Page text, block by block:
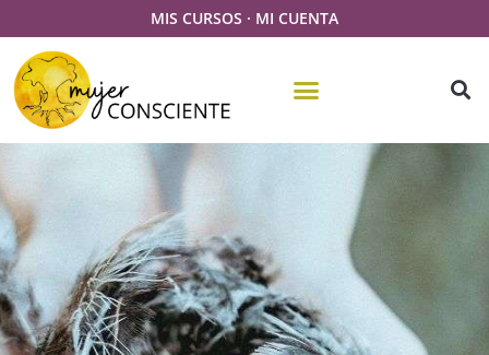
MIS CURSOS · MI CUENTA